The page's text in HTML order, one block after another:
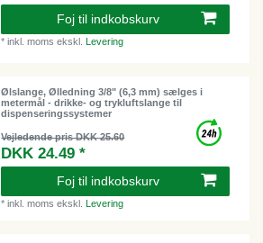
Foj til indkobskurv
*inkl. moms ekskl. Levering
Ølslange, Ølledning 3/8" (6,3 mm) sælges i
metermål - drikke- og trykluftslange til
dispenseringssystemer
Vejledende pris DKK 25.60
DKK 24.49 *
Foj til indkobskurv
*inkl. moms ekskl.Levering